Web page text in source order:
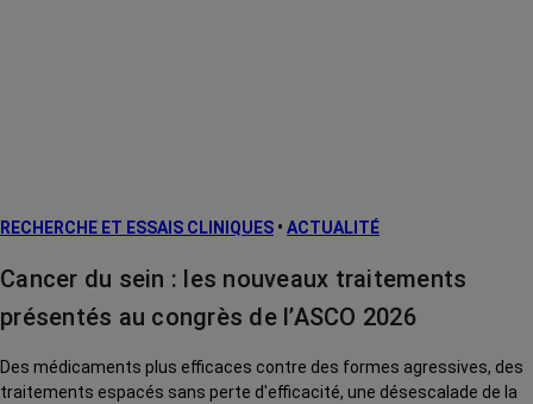
Traitements
La vie autour
RECHERCHE ET ESSAIS CLINIQUES • ACTUALITÉ
Cancer du sein : les nouveaux traitements
présentés au congrès de l’ASCO 2026
Des médicaments plus efficaces contre des formes agressives, des
traitements espacés sans perte d'efficacité, une désescalade de la